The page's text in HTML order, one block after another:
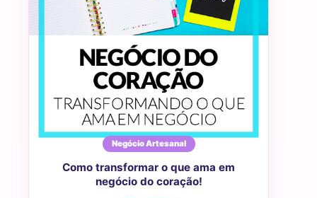
Negócio Artesanal
Como transformar o que ama em
negócio do coração!